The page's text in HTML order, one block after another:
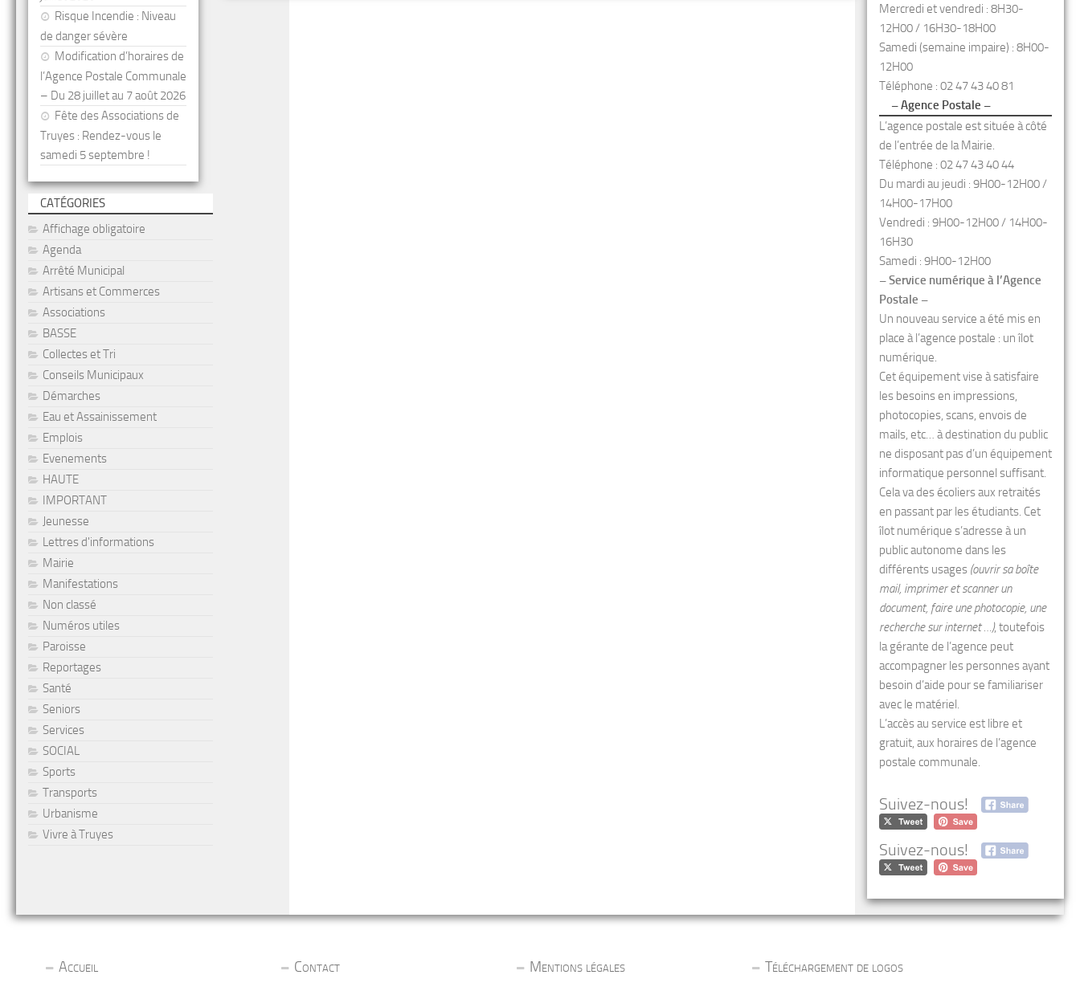
Risque Incendie : Niveau
de danger sévère
Modification d’horaires de
l’Agence Postale Communale
– Du 28 juillet au 7 août 2026
Fête des Associations de
Truyes : Rendez-vous le
samedi 5 septembre !
CATÉGORIES
Affichage obligatoire
Agenda
Arrêté Municipal
Artisans et Commerces
Associations
BASSE
Collectes et Tri
Conseils Municipaux
Démarches
Eau et Assainissement
Emplois
Evenements
HAUTE
IMPORTANT
Jeunesse
Lettres d'informations
Mairie
Manifestations
Non classé
Numéros utiles
Paroisse
Reportages
Santé
Seniors
Services
SOCIAL
Sports
Transports
Urbanisme
Vivre à Truyes
Mercredi et vendredi : 8H30-
12H00 / 16H30-18H00
Samedi (semaine impaire) : 8H00-
12H00
Téléphone : 02 47 43 40 81
– Agence Postale –
L’agence postale est située à côté
de l’entrée de la Mairie.
Téléphone : 02 47 43 40 44
Du mardi au jeudi : 9H00-12H00 /
14H00-17H00
Vendredi : 9H00-12H00 / 14H00-
16H30
Samedi : 9H00-12H00
– Service numérique à l’Agence
Postale –
Un nouveau service a été mis en
place à l’agence postale : un îlot
numérique.
Cet équipement vise à satisfaire
les besoins en impressions,
photocopies, scans, envois de
mails, etc… à destination du public
ne disposant pas d’un équipement
informatique personnel suffisant.
Cela va des écoliers aux retraités
en passant par les étudiants. Cet
îlot numérique s’adresse à un
public autonome dans les
différents usages (ouvrir sa boîte
mail, imprimer et scanner un
document, faire une photocopie, une
recherche sur internet …), toutefois
la gérante de l’agence peut
accompagner les personnes ayant
besoin d’aide pour se familiariser
avec le matériel.
L’accès au service est libre et
gratuit, aux horaires de l’agence
postale communale.
Suivez-nous!
Suivez-nous!
Accueil Contact Mentions légales Téléchargement de logos